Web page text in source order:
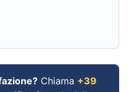
Chiama +39